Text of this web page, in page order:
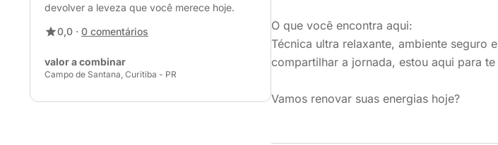
devolver a leveza que você merece hoje.
0,0 · 0 comentários
valor a combinar
Campo de Santana, Curitiba - PR
O que você encontra aqui:
Técnica ultra relaxante, ambiente seguro
compartilhar a jornada, estou aqui para
Vamos renovar suas energias hoje?